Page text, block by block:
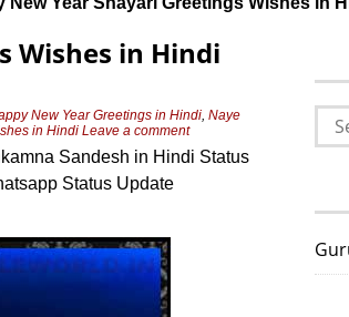
Wishes in Hindi
New Year Greetings in Hindi, Naye
in Hindi Leave a comment
Sandesh in Hindi Status
Status Update
for: